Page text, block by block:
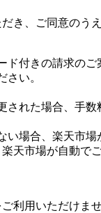
き、ご同意のう
付きの請求の
さい。
れた場合、手
場合、楽天市場
天市場が自動で
利用いただけませ